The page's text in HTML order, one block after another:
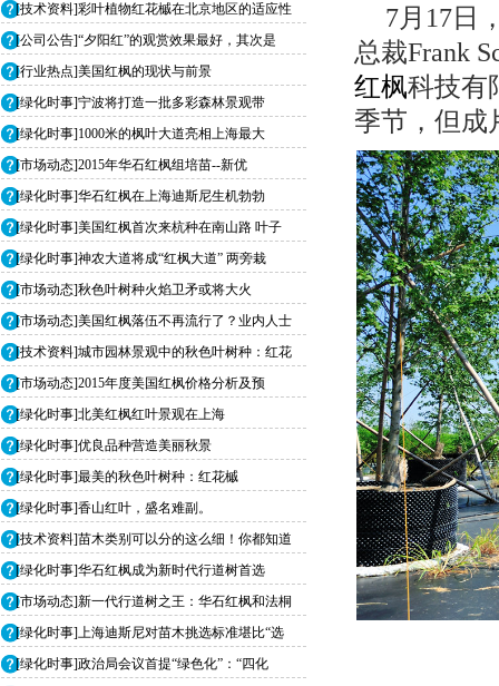
[技术资料]彩叶植物红花槭在北京地区的适应性
[公司公告]“夕阳红”的观赏效果最好，其次是
[行业热点]美国红枫的现状与前景
[绿化时事]宁波将打造一批多彩森林景观带
[绿化时事]1000米的枫叶大道亮相上海最大
[市场动态]2015年华石红枫组培苗--新优
[绿化时事]华石红枫在上海迪斯尼生机勃勃
[绿化时事]美国红枫首次来杭种在南山路 叶子
[绿化时事]神农大道将成“红枫大道” 两旁栽
[市场动态]秋色叶树种火焰卫矛或将大火
[市场动态]美国红枫落伍不再流行了？业内人士
[技术资料]城市园林景观中的秋色叶树种：红花
[市场动态]2015年度美国红枫价格分析及预
[绿化时事]北美红枫红叶景观在上海
[绿化时事]优良品种营造美丽秋景
[绿化时事]最美的秋色叶树种：红花槭
[绿化时事]香山红叶，盛名难副。
[技术资料]苗木类别可以分的这么细！你都知道
[绿化时事]华石红枫成为新时代行道树首选
[市场动态]新一代行道树之王：华石红枫和法桐
[绿化时事]上海迪斯尼对苗木挑选标准堪比“选
[绿化时事]政治局会议首提“绿色化”：“四化
7月17日
总裁Frank
红枫科技有
季节，但成